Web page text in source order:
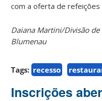
com a oferta de
Daiana Martini/Divisão de
Blumenau
Tags: recesso
Inscrições